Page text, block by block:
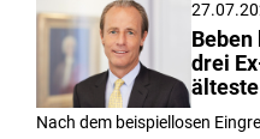
Beben
drei
Nach dem beispiellosen